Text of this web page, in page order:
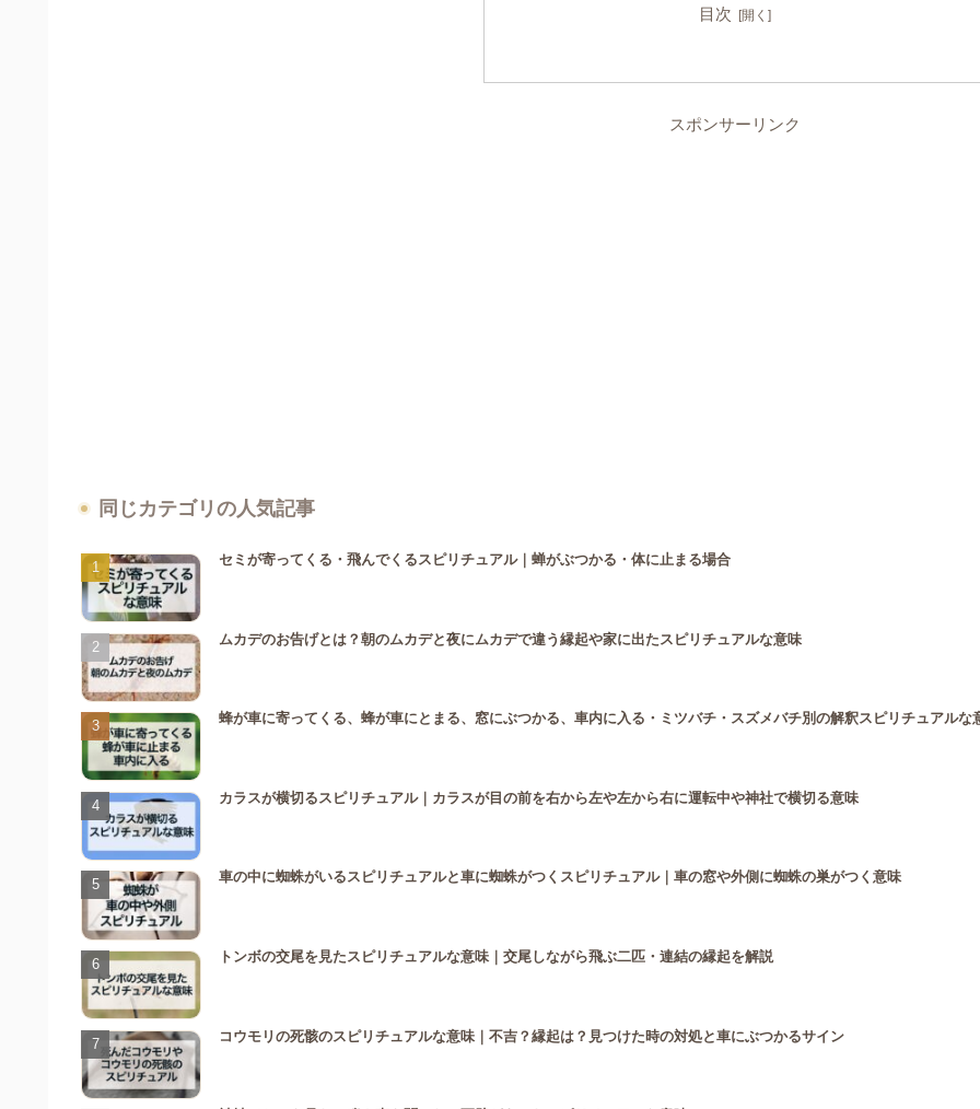
目次
スポンサーリンク
同じカテゴリの人気記事
セミが寄ってくる・飛んでくるスピリチュアル｜蝉がぶつかる・体に止まる場合
ムカデのお告げとは？朝のムカデと夜にムカデで違う縁起や家に出たスピリチュアルな意味
蜂が車に寄ってくる、蜂が車にとまる、窓にぶつかる、車内に入る・ミツバチ・スズメバチ別の解釈スピリチュアルな
カラスが横切るスピリチュアル｜カラスが目の前を右から左や左から右に運転中や神社で横切る意味
車の中に蜘蛛がいるスピリチュアルと車に蜘蛛がつくスピリチュアル｜車の窓や外側に蜘蛛の巣がつく意味
トンボの交尾を見たスピリチュアルな意味｜交尾しながら飛ぶ二匹・連結の縁起を解説
コウモリの死骸のスピリチュアルな意味｜不吉？縁起は？見つけた時の対処と車にぶつかるサイン